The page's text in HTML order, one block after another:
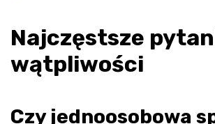
Najczęstsze
wątpliwości
Czy jednoosobowa